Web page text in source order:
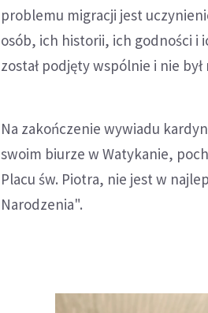
problemu migracji jest
osób, ich historii, ich godności i
został podjęty wspólnie i nie
Na zakończenie wywiadu
swoim biurze w Watykanie,
Placu św. Piotra, nie jest w
Narodzenia".